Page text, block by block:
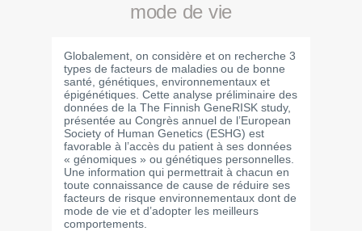
mode de vie
Globalement, on considère et on recherche 3
types de facteurs de maladies ou de bonne
santé, génétiques, environnementaux et
épigénétiques. Cette analyse préliminaire des
données de la The Finnish GeneRISK study,
présentée au Congrès annuel de l’European
Society of Human Genetics (ESHG) est
favorable à l’accès du patient à ses données
« génomiques » ou génétiques personnelles.
Une information qui permettrait à chacun en
toute connaissance de cause de réduire ses
facteurs de risque environnementaux dont de
mode de vie et d’adopter les meilleurs
comportements.